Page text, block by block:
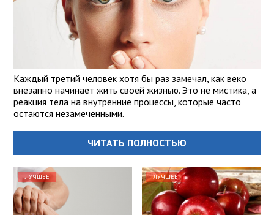
Каждый третий человек хотя бы раз замечал, как веко
внезапно начинает жить своей жизнью. Это не мистика, а
реакция тела на внутренние процессы, которые часто
остаются незамеченными.
ЧИТАТЬ ПОЛНОСТЬЮ
ЛУЧШЕЕ ЛУЧШЕЕ